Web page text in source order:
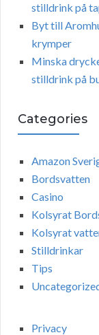
stilldrink på
Byt till
krymper
Minska
stilldrink på
Categories
Amazon
Bordsvatten
Casino
Kolsyrat
Kolsyrat
Stilldrinkar
Tips
Privacy